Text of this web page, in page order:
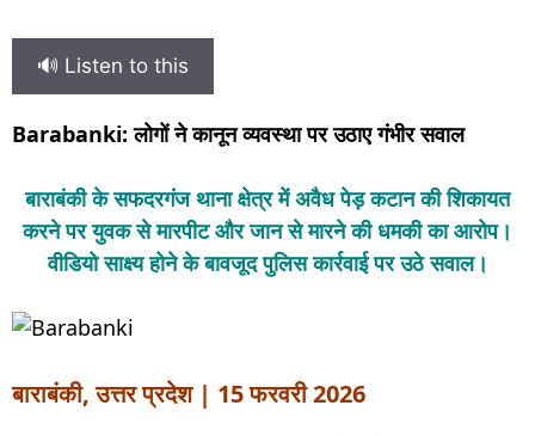
🔊 Listen to this
Barabanki: लोगों ने कानून व्यवस्था पर उठाए गंभीर सवाल
बाराबंकी के सफदरगंज थाना क्षेत्र में अवैध पेड़ कटान की शिकायत
करने पर युवक से मारपीट और जान से मारने की धमकी का आरोप।
वीडियो साक्ष्य होने के बावजूद पुलिस कार्रवाई पर उठे सवाल।
बाराबंकी, उत्तर प्रदेश | 15 फरवरी 2026